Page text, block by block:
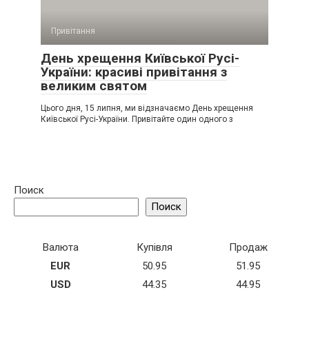
Привітання
День хрещення Київської Русі-
України: красиві привітання з
великим святом
Цього дня, 15 липня, ми відзначаємо День хрещення
Київської Русі-України. Привітайте один одного з
Поиск
Поиск
Валюта Купівля
Продаж
EUR
50.95
51.95
USD
44.35 44.95